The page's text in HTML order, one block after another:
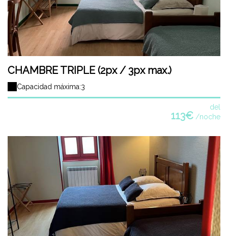
CHAMBRE TRIPLE (2px / 3px max.)
Capacidad máxima:3
del
113€ /noche